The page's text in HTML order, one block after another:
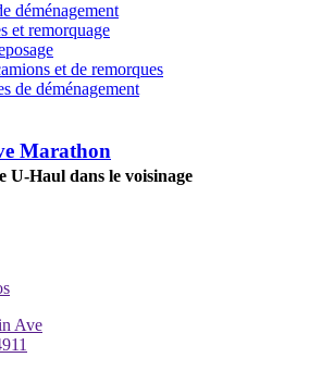
déménagement
et remorquage
et de remorques
de déménagement
Marathon
U-Haul dans le voisinage
Ave